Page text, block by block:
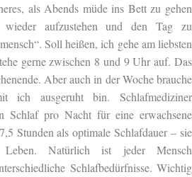
als Abends müde ins Bett zu gehen
wieder aufzustehen und den Tag zu
Soll heißen, ich gehe am liebsten
gerne zwischen 8 und 9 Uhr auf. Das
Aber auch in der Woche brauche
ich ausgeruht bin. Schlafmediziner
Schlaf pro Nacht für eine erwachsene
Stunden als optimale Schlafdauer – sie
Leben. Natürlich ist jeder Mensch
Schlafbedürfnisse. Wichtig